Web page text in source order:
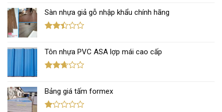
hạng
3.00 5
sao
Sàn nhựa giả gỗ nhập khẩu chính hãng
hạng
2.43
5 sao
Tôn nhựa PVC ASA lợp mái cao cấp
hạng
2.67
5 sao
Bảng giá tấm formex